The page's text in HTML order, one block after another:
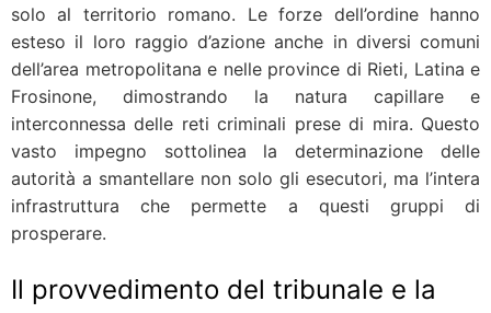
solo al territorio romano. Le forze dell’ordine hanno
esteso il loro raggio d’azione anche in diversi comuni
dell’area metropolitana e nelle province di Rieti, Latina e
Frosinone, dimostrando la natura capillare e
interconnessa delle reti criminali prese di mira. Questo
vasto impegno sottolinea la determinazione delle
autorità a smantellare non solo gli esecutori, ma l’intera
infrastruttura che permette a questi gruppi di
prosperare.
Il provvedimento del tribunale e la